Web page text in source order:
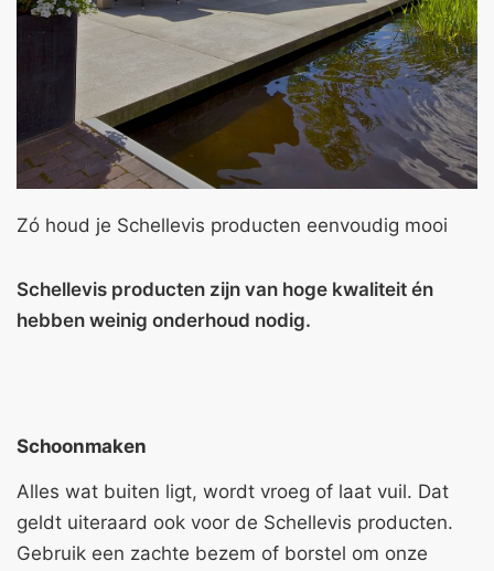
Zó houd je Schellevis producten eenvoudig mooi
Schellevis producten zijn van hoge kwaliteit én
hebben weinig onderhoud nodig.
Schoonmaken
Alles wat buiten ligt, wordt vroeg of laat vuil. Dat
geldt uiteraard ook voor de Schellevis producten.
Gebruik een zachte bezem of borstel om onze